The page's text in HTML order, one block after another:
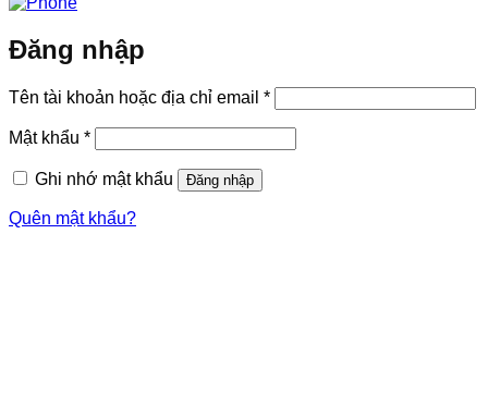
Đăng nhập
Tên tài khoản hoặc địa chỉ email *Bắt
buộc
Mật khẩu *Bắt
buộc
Ghi nhớ mật khẩu
Đăng nhập
Quên mật khẩu?